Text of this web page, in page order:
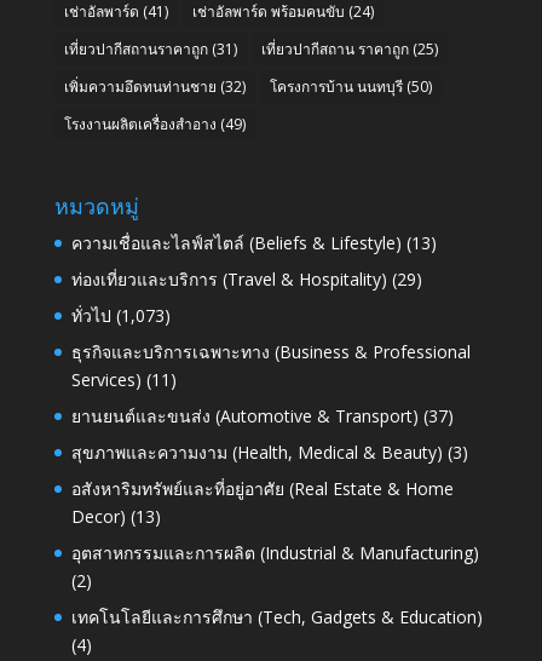
เช่าอัลพาร์ด (41) เช่าอัลพาร์ด พร้อมคนขับ (24)
เที่ยวปากีสถานราคาถูก(31) เที่ยวปากีสถาน ราคาถูก(25)
เพิ่มความอึดทนท่านชาย (32) โครงการบ้าน นนทบุรี(50)
โรงงานผลิตเครื่องสำอาง (49)
หมวดหมู่
ความเชื่อและไลฟ์สไตล์ (Beliefs & Lifestyle) (13)
ท่องเที่ยวและบริการ (Travel & Hospitality) (29)
ทั่วไป (1,073)
ธุรกิจและบริการเฉพาะทาง (Business & Professional
Services) (11)
ยานยนต์และขนส่ง (Automotive & Transport) (37)
สุขภาพและความงาม (Health, Medical & Beauty) (3)
อสังหาริมทรัพย์และที่อยู่อาศัย (Real Estate & Home
Decor) (13)
อุตสาหกรรมและการผลิต (Industrial & Manufacturing)
(2)
เทคโนโลยีและการศึกษา (Tech, Gadgets & Education)
(4)